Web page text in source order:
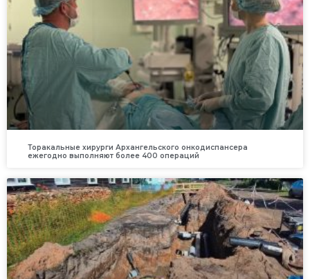
Торакальные хирурги Архангельского онкодиспансера
ежегодно выполняют более 400 операций